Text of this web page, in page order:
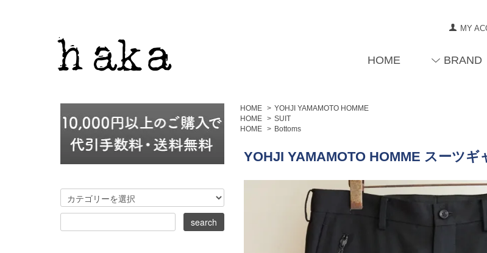
MY
HOME BRAND
HOME > YOHJI YAMAMOTO HOMME
HOME
> SUIT
HOME
> Bottoms
YOHJI YAMAMOTO HOMME スーツ